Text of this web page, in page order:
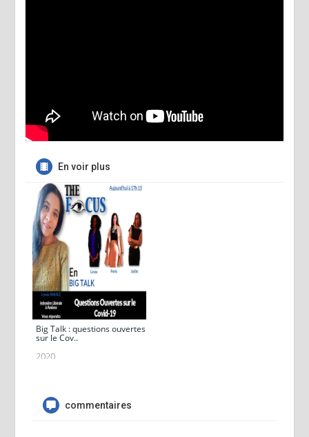
En voir plus
Big Talk : questions ouvertes
sur le Cov..
2020
commentaires